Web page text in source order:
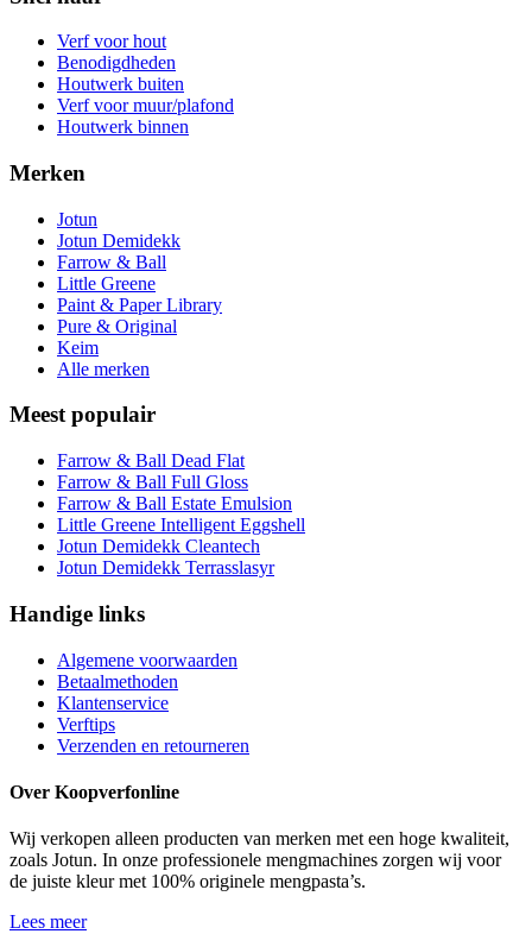
Verf voor hout
Benodigdheden
Houtwerk buiten
Verf voor muur/plafond
Houtwerk binnen
Merken
Jotun
Jotun Demidekk
Farrow & Ball
Little Greene
Paint & Paper Library
Pure & Original
Keim
Alle merken
Meest populair
Farrow & Ball Dead Flat
Farrow & Ball Full Gloss
Farrow & Ball Estate Emulsion
Little Greene Intelligent Eggshell
Jotun Demidekk Cleantech
Jotun Demidekk Terrasslasyr
Handige links
Algemene voorwaarden
Betaalmethoden
Klantenservice
Verftips
Verzenden en retourneren
Over Koopverfonline
Wij verkopen alleen producten van merken met een hoge kwaliteit,
zoals Jotun. In onze professionele mengmachines zorgen wij voor
de juiste kleur met 100% originele mengpasta’s.
Lees meer